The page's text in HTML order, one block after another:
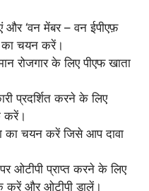
और ‘वन मेंबर – वन ईपीएफ़
का चयन करें।
रोजगार के लिए पीएफ खाता
प्रदर्शित करने के लिए
करें।
का चयन करें जिसे आप दावा
ओटीपी प्राप्त करने के लिए
करें और ओटीपी डालें।